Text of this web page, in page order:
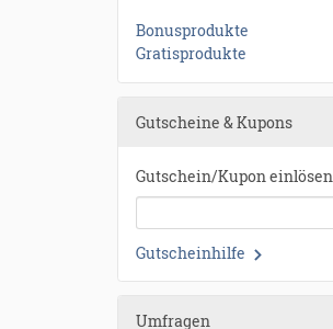
Bonusprodukte
Gratisprodukte
Gutscheine & Kupons
Gutschein/Kupon einlösen
Gutscheinhilfe
Umfragen